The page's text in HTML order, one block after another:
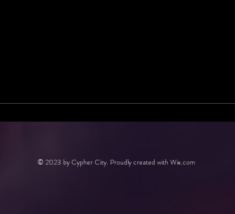
© 2023 by Cypher City. Proudly created with Wix.com